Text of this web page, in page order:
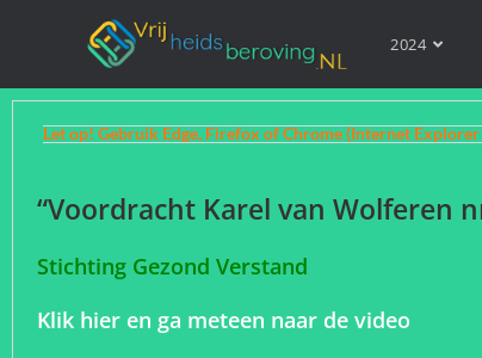
2024
Let op! Gebruik Edge, Firefox of Chrome (Internet
“Voordracht Karel van Wolferen
Stichting Gezond Verstand
Klik hier en ga meteen naar de video